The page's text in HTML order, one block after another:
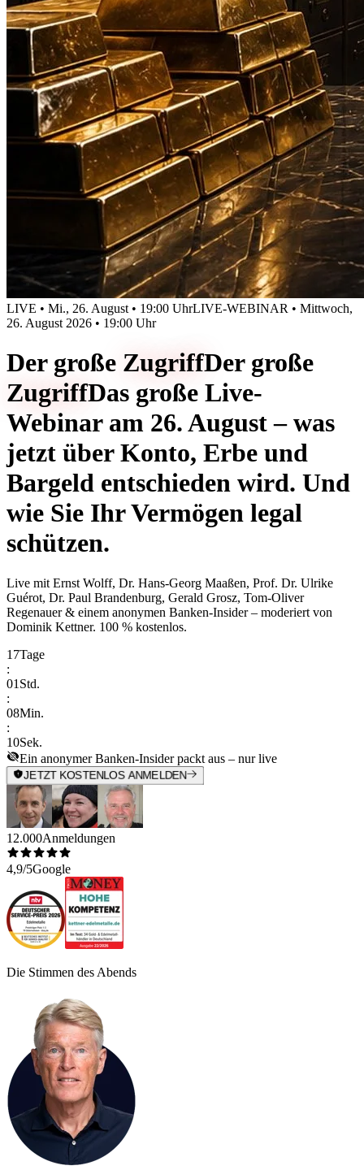
LIVE • Mi., 26. August • 19:00 UhrLIVE-WEBINAR • Mittwoch,
26. August 2026 • 19:00 Uhr
Der große ZugriffDer große
ZugriffDas große Live-
Webinar am 26. August – was
jetzt über Konto, Erbe und
Bargeld entschieden wird. Und
wie Sie Ihr Vermögen legal
schützen.
Live mit Ernst Wolff, Dr. Hans-Georg Maaßen, Prof. Dr. Ulrike
Guérot, Dr. Paul Brandenburg, Gerald Grosz, Tom-Oliver
Regenauer & einem anonymen Banken-Insider– moderiert von
Dominik Kettner. 100 % kostenlos.
17Tage
:
01 Std.
:
08Min.
:
10Sek.
Ein anonymer Banken-Insider packt aus – nur live
JETZT KOSTENLOS ANMELDEN
12.000Anmeldungen
4,9/5Google
Die Stimmen des Abends